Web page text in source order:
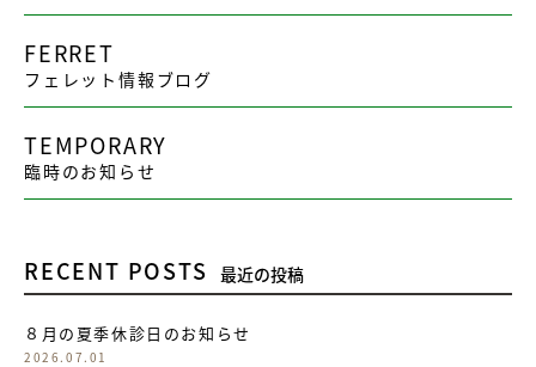
FERRET
フェレット情報ブログ
TEMPORARY
臨時のお知らせ
RECENT POSTS 最近の投稿
８月の夏季休診日のお知らせ
2026.07.01